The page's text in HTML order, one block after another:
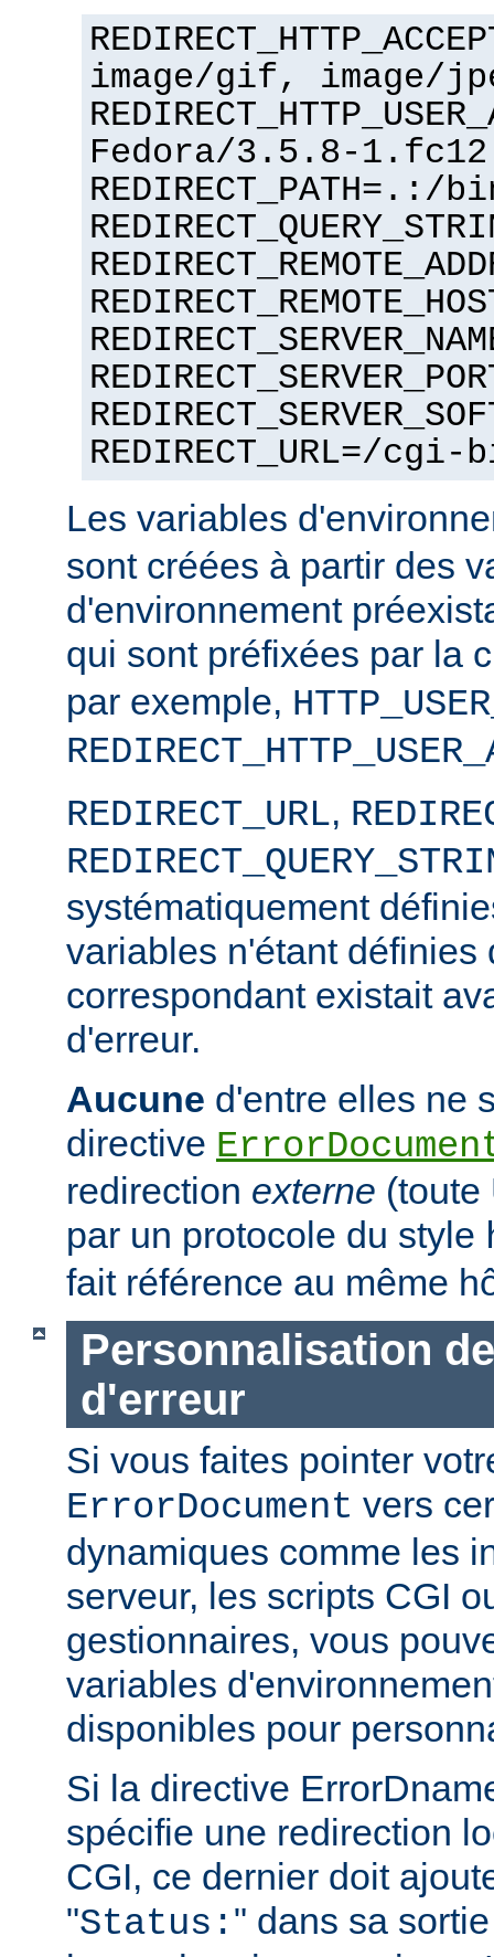
image/gif, image/
Fedora/3.5.8-
REDIRECT_URL=/
Les variables
sont créées à partir des
d'environnement
qui sont préfixées par la
par exemple,
REDIRECT_URL,
systématiquement
variables n'étant définies
correspondant existait
d'erreur.
Aucune d'entre elles ne
directive
redirection externe (toute
par un protocole du style
fait référence au même
Personnalisation
d'erreur
Si vous faites pointer
ErrorDocument vers
dynamiques comme les
serveur, les scripts CGI
gestionnaires, vous
variables
disponibles pour
Si la directive
spécifie une redirection
CGI, ce dernier doit
"Status: " dans sa